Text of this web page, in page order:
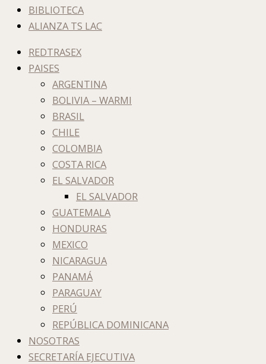
BIBLIOTECA
ALIANZA TS LAC
REDTRASEX
PAISES
ARGENTINA
BOLIVIA – WARMI
BRASIL
CHILE
COLOMBIA
COSTA RICA
EL SALVADOR
EL SALVADOR
GUATEMALA
HONDURAS
MEXICO
NICARAGUA
PANAMÁ
PARAGUAY
PERÚ
REPÚBLICA DOMINICANA
NOSOTRAS
SECRETARÍA EJECUTIVA